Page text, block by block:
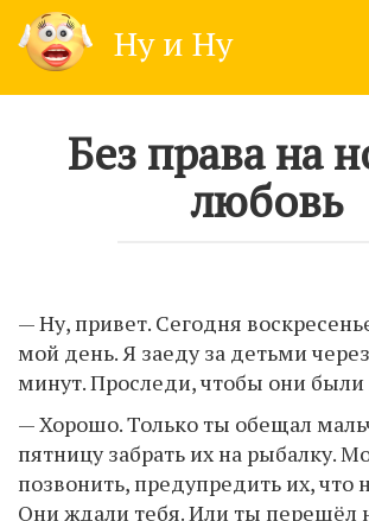
content
Ну и Ну
Без права на
любовь
— Ну, привет. Сегодня
мой день. Я заеду за детьми
минут. Проследи, чтобы они были
— Хорошо. Только ты обещал
пятницу забрать их на рыбалку.
позвонить, предупредить их, что
Они ждали тебя. Или ты перешёл